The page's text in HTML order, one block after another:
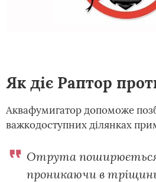
Як діє Раптор
Аквафумигатор допоможе
важкодоступних ділянках
Отрута
проникаючи в